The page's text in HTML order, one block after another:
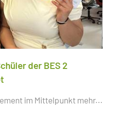
der BES 2
im Mittelpunktmehr...